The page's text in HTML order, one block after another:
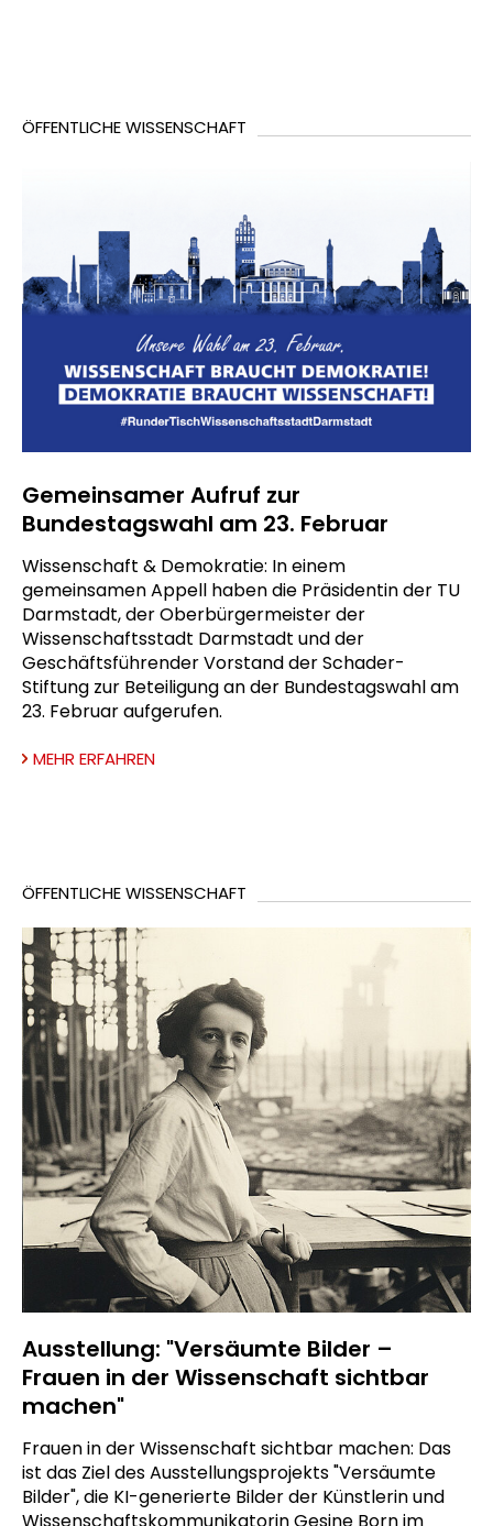
ÖFFENTLICHE WISSENSCHAFT
Gemeinsamer Aufruf zur
Bundestagswahl am 23. Februar
Wissenschaft & Demokratie: In einem
gemeinsamen Appell haben die Präsidentin der TU
Darmstadt, der Oberbürgermeister der
Wissenschaftsstadt Darmstadt und der
Geschäftsführender Vorstand der Schader-
Stiftung zur Beteiligung an der Bundestagswahl am
23. Februar aufgerufen.
MEHR ERFAHREN
ÖFFENTLICHE WISSENSCHAFT
Ausstellung: "Versäumte Bilder –
Frauen in der Wissenschaft sichtbar
machen"
Frauen in der Wissenschaft sichtbar machen: Das
ist das Ziel des Ausstellungsprojekts "Versäumte
Bilder", die KI-generierte Bilder der Künstlerin und